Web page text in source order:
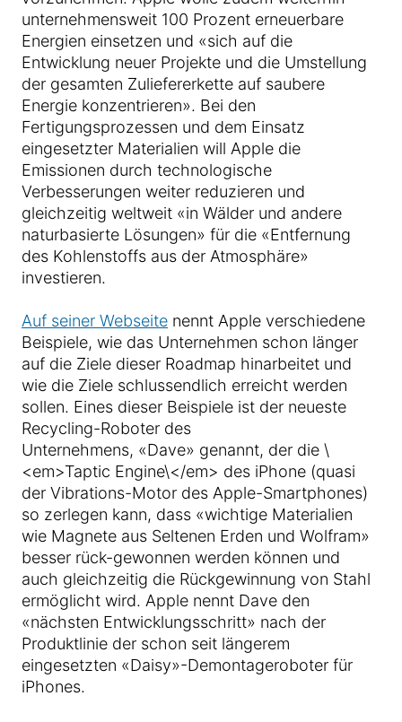
unternehmensweit 100 Prozent erneuerbare
Energien einsetzen und «sich auf die
Entwicklung neuer Projekte und die Umstellung
der gesamten Zuliefererkette auf saubere
Energie konzentrieren». Bei den
Fertigungsprozessen und dem Einsatz
eingesetzter Materialien will Apple die
Emissionen durch technologische
Verbesserungen weiter reduzieren und
gleichzeitig weltweit «in Wälder und andere
naturbasierte Lösungen» für die «Entfernung
des Kohlenstoffs aus der Atmosphäre»
investieren.
Auf seiner Webseite nennt Apple verschiedene
Beispiele, wie das Unternehmen schon länger
auf die Ziele dieser Roadmap hinarbeitet und
wie die Ziele schlussendlich erreicht werden
sollen. Eines dieser Beispiele ist der neueste
Recycling-Roboter des
Unternehmens, «Dave» genannt, der die \
<em>Taptic Engine\</em> des iPhone (quasi
der Vibrations-Motor des Apple-Smartphones)
so zerlegen kann, dass «wichtige Materialien
wie Magnete aus Seltenen Erden und Wolfram»
besser rück-gewonnen werden können und
auch gleichzeitig die Rückgewinnung von Stahl
ermöglicht wird. Apple nennt Dave den
«nächsten Entwicklungsschritt» nach der
Produktlinie der schon seit längerem
eingesetzten «Daisy»-Demontageroboter für
iPhones.